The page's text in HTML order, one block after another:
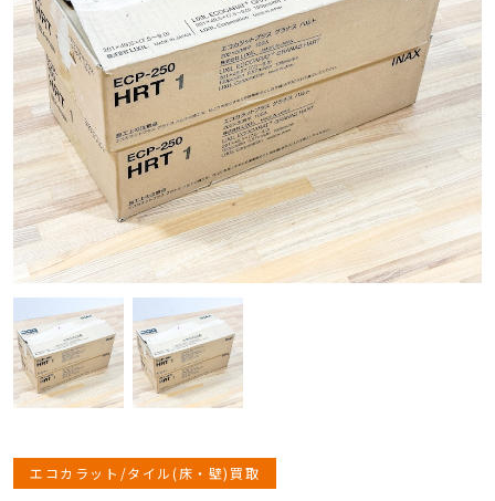
エコカラット/タイル(床・壁)買取